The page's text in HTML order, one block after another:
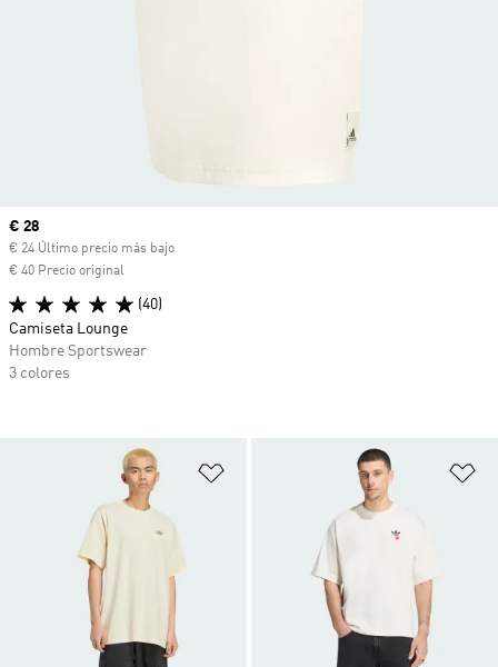
Añadir a la lista de deseos
Precio actual
€ 28
€ 24 Último precio más bajo
€ 40 Precio original
(40)
Camiseta Lounge
Hombre Sportswear
3 colores